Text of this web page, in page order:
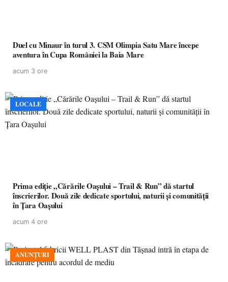
Duel cu Minaur în turul 3. CSM Olimpia Satu Mare începe
aventura în Cupa României la Baia Mare
acum 3 ore
LOCALE
Prima ediție „Cărările Oașului – Trail & Run” dă startul
înscrierilor. Două zile dedicate sportului, naturii și comunității
în Țara Oașului
acum 4 ore
ANUNȚURI